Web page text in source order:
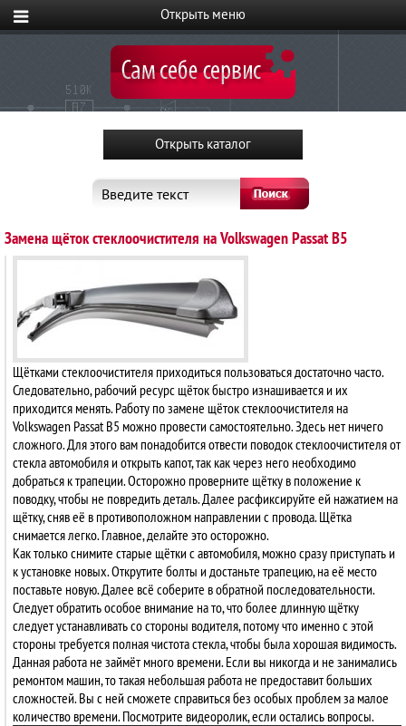
Введите текст
Замена щёток стеклоочистителя на Volkswagen Passat B5
Щётками стеклоочистителя приходиться пользоваться достаточно часто.
Следовательно, рабочий ресурс щёток быстро изнашивается и их
приходится менять. Работу по замене щёток стеклоочистителя на
Volkswagen Passat B5 можно провести самостоятельно. Здесь нет ничего
сложного. Для этого вам понадобится отвести поводок стеклоочистителя от
стекла автомобиля и открыть капот, так как через него необходимо
добраться к трапеции. Осторожно проверните щётку в положение к
поводку, чтобы не повредить деталь. Далее расфиксируйте ей нажатием на
щётку, сняв её в противоположном направлении с провода. Щётка
снимается легко. Главное, делайте это осторожно.
Как только снимите старые щётки с автомобиля, можно сразу приступать и
к установке новых. Открутите болты и достаньте трапецию, на её место
поставьте новую. Далее всё соберите в обратной последовательности.
Следует обратить особое внимание на то, что более длинную щётку
следует устанавливать со стороны водителя, потому что именно с этой
стороны требуется полная чистота стекла, чтобы была хорошая видимость.
Данная работа не займёт много времени. Если вы никогда и не занимались
ремонтом машин, то такая небольшая работа не предоставит больших
сложностей. Вы с ней сможете справиться без особых проблем за малое
количество времени. Посмотрите видеоролик, если остались вопросы.